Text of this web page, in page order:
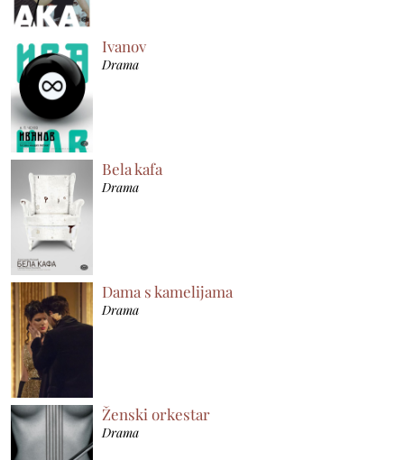
Ivanov
Drama
Bela kafa
Drama
Dama s kamelijama
Drama
Ženski orkestar
Drama